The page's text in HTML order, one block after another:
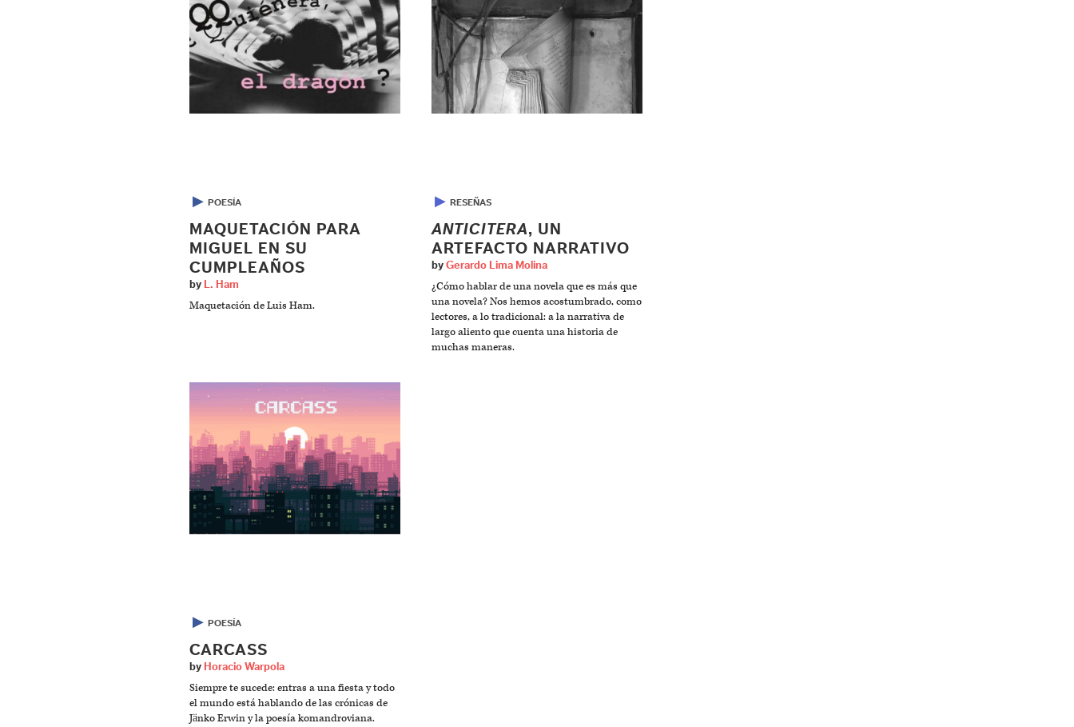
▶ POESÍA
MAQUETACIÓN PARA
MIGUEL EN SU
CUMPLEAÑOS
by L. Ham
Maquetación de Luis Ham.
▶ RESEÑAS
ANTICITERA, UN
ARTEFACTO NARRATIVO
by Gerardo Lima Molina
¿Cómo hablar de una novela que es más que
una novela? Nos hemos acostumbrado, como
lectores, a lo tradicional: a la narrativa de
largo aliento que cuenta una historia de
muchas maneras.
▶ POESÍA
CARCASS
by Horacio Warpola
Siempre te sucede: entras a una fiesta y todo
el mundo está hablando de las crónicas de
Jänko Erwin y la poesía komandroviana.